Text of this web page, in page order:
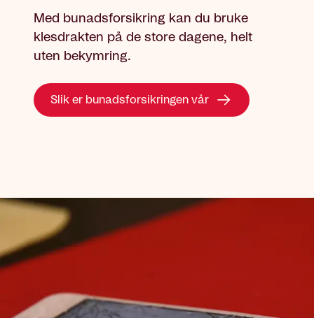
Med bunadsforsikring kan du bruke
klesdrakten på de store dagene, helt
uten bekymring.
Slik er bunadsforsikringen vår